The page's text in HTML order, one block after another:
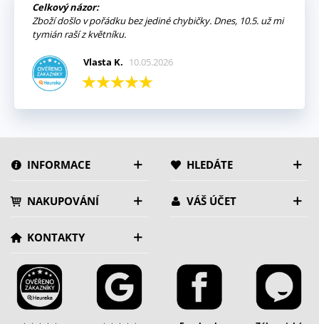
Celkový názor:
Zboží došlo v pořádku bez jediné chybičky. Dnes, 10.5. už mi
tymián raší z květníku.
Vlasta K. 10.05.2026
INFORMACE HLEDÁTE
NAKUPOVÁNÍ VÁŠ ÚČET
KONTAKTY